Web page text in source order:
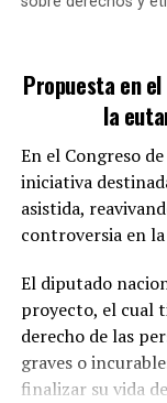
penal de aquellos
GALMARINI FUE
¿Cómo se
potable?
La propuesta
modernas que
actividades de
Galmarini,
las mismas
convencionales.
Propuesta en
la
En el Congreso
iniciativa
asistida,
controversia en la
El diputado
proyecto, el cual
derecho de las
graves o
finalizar su vida